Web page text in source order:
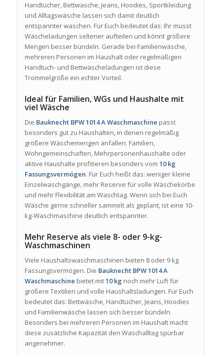
Handtücher, Bettwäsche, Jeans, Hoodies, Sportkleidung
und Alltagswäsche lassen sich damit deutlich
entspannter waschen. Für Euch bedeutet das: Ihr müsst
Wäscheladungen seltener aufteilen und könnt größere
Mengen besser bündeln. Gerade bei Familienwäsche,
mehreren Personen im Haushalt oder regelmäßigen
Handtuch- und Bettwäscheladungen ist diese
Trommelgröße ein echter Vorteil.
Ideal für Familien, WGs und Haushalte mit
viel Wäsche
Die Bauknecht BPW 1014 A Waschmaschine passt
besonders gut zu Haushalten, in denen regelmäßig
größere Wäschemengen anfallen. Familien,
Wohngemeinschaften, Mehrpersonenhaushalte oder
aktive Haushalte profitieren besonders vom 10 kg
Fassungsvermögen. Für Euch heißt das: weniger kleine
Einzelwaschgänge, mehr Reserve für volle Wäschekörbe
und mehr Flexibilität am Waschtag. Wenn sich bei Euch
Wäsche gerne schneller sammelt als geplant, ist eine 10-
kg-Waschmaschine deutlich entspannter.
Mehr Reserve als viele 8- oder 9-kg-
Waschmaschinen
Viele Haushaltswaschmaschinen bieten 8 oder 9 kg
Fassungsvermögen. Die Bauknecht BPW 1014 A
Waschmaschine bietet mit10 kg noch mehr Luft für
größere Textilien und volle Haushaltsladungen. Für Euch
bedeutet das: Bettwäsche, Handtücher, Jeans, Hoodies
und Familienwäsche lassen sich besser bündeln.
Besonders bei mehreren Personen im Haushalt macht
diese zusätzliche Kapazität den Waschalltag spürbar
angenehmer.